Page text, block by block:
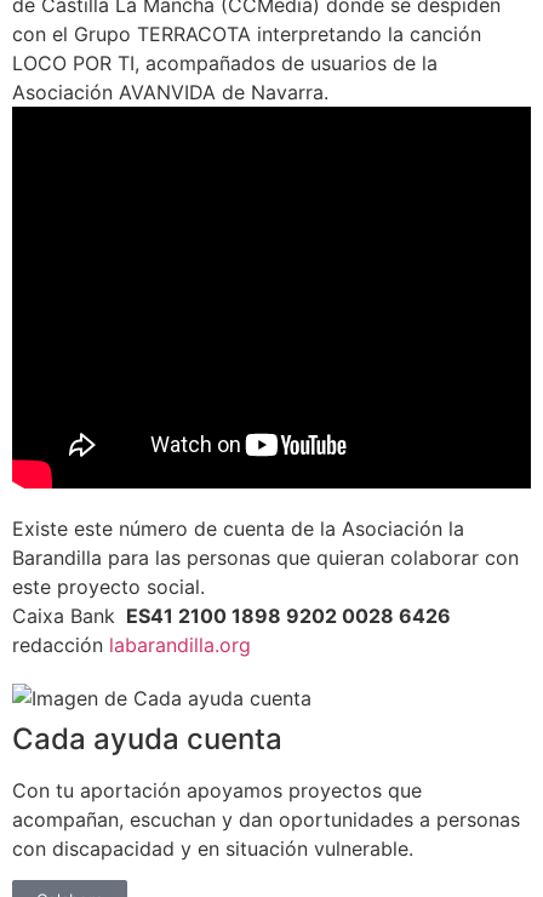
de Castilla La Mancha (CCMedia) donde se despiden
con el Grupo TERRACOTA interpretando la canción
LOCO POR TI, acompañados de usuarios de la
Asociación AVANVIDA de Navarra.
Existe este número de cuenta de la Asociación la
Barandilla para las personas que quieran colaborar con
este proyecto social.
Caixa Bank ES41 2100 1898 9202 0028 6426
redacción labarandilla.org
Cada ayuda cuenta
Con tu aportación apoyamos proyectos que
acompañan, escuchan y dan oportunidades a personas
con discapacidad y en situación vulnerable.